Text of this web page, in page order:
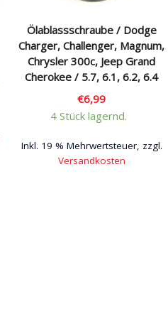
Ölablassschraube / Dodge
Charger, Challenger, Magnum,
Chrysler 300c, Jeep Grand
Cherokee / 5.7, 6.1, 6.2, 6.4
€6,99
4 Stück lagernd.
Inkl. 19 % Mehrwertsteuer, zzgl.
Versandkosten